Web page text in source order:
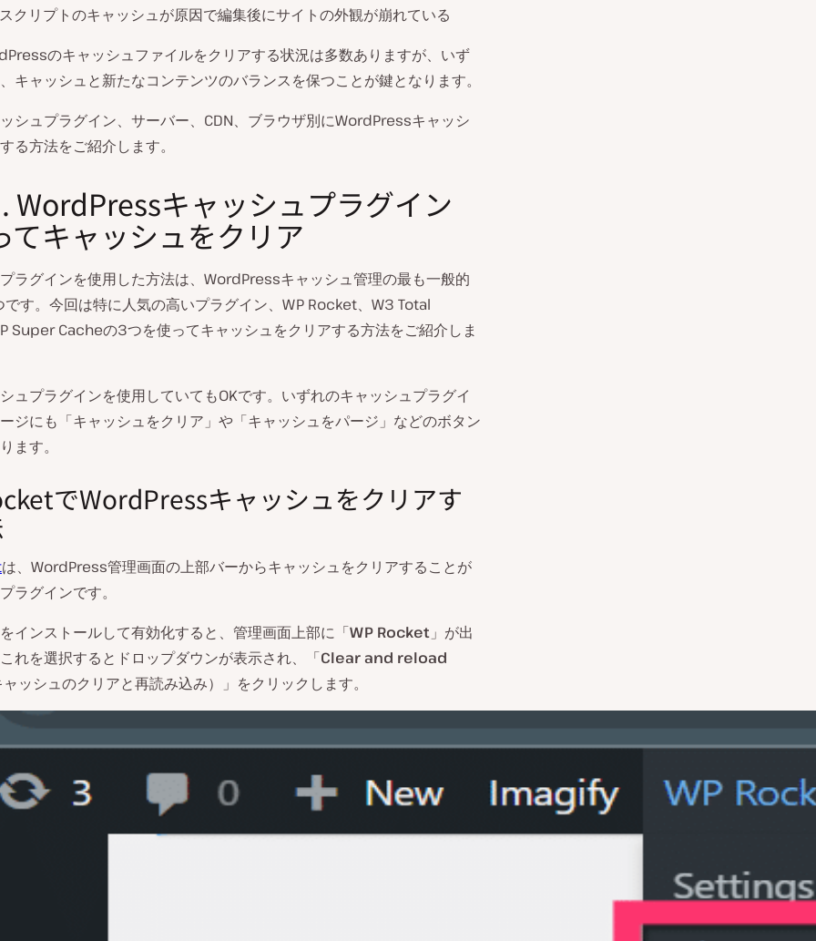
クリプトのキャッシュが原因で編集後にサイトの外観が崩れている
のキャッシュファイルをクリアする状況は多数ありますが、いず
キャッシュと新たなコンテンツのバランスを保つことが鍵となります。
シュプラグイン、サーバー、CDN、ブラウザ別にWordPressキャッシ
る方法をご紹介します。
WordPressキャッシュプラグイン
てキャッシュをクリア
ラグインを使用した方法は、WordPressキャッシュ管理の最も一般的
です。今回は特に人気の高いプラグイン、WP Rocket、W3 Total
Super Cacheの3つを使ってキャッシュをクリアする方法をご紹介しま
ュプラグインを使用していてもOKです。いずれのキャッシュプラグイ
ジにも「キャッシュをクリア」や「キャッシュをパージ」などのボタン
ます。
でWordPressキャッシュをクリアす
は、WordPress管理画面の上部バーからキャッシュをクリアすることが
ラグインです。
インストールして有効化すると、管理画面上部に「WP Rocket 」が出
れを選択するとドロップダウンが表示され、「Clear and reload
ッシュのクリアと再読み込み）」をクリックします。